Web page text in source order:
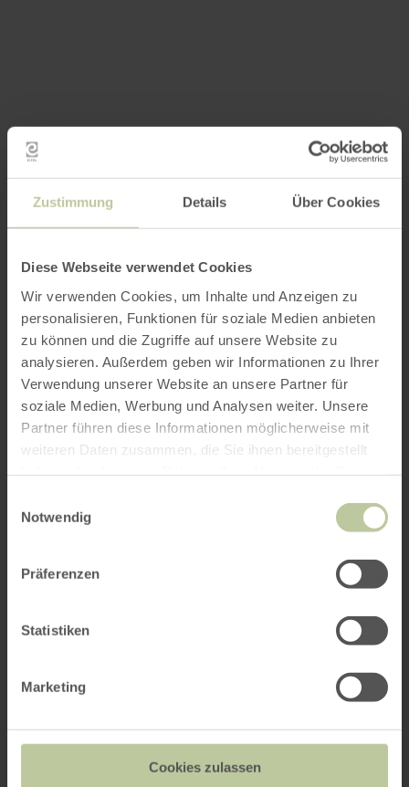
Zustimmung Details Über Cookies
Diese Webseite verwendet Cookies
Wir verwenden Cookies, um Inhalte und Anzeigen zu
personalisieren, Funktionen für soziale Medien anbieten
zu können und die Zugriffe auf unsere Website zu
analysieren. Außerdem geben wir Informationen zu Ihrer
Verwendung unserer Website an unsere Partner für
soziale Medien, Werbung und Analysen weiter. Unsere
Partner führen diese Informationen möglicherweise mit
weiteren Daten zusammen, die Sie ihnen bereitgestellt
Notwendig
Präferenzen
Statistiken
Marketing
Cookies zulassen